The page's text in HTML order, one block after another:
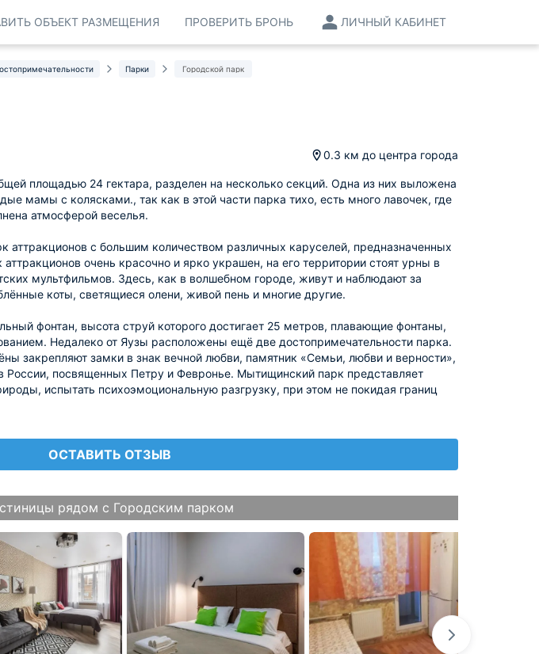
ЛИЧНЫЙ КАБИНЕТ
ПРОВЕРИТЬ БРОНЬ
ОБЪЕКТ РАЗМЕЩЕНИЯ
Парки Городской парк
0.3 км до центра города
площадью 24 гектара, разделен на несколько секций. Одна из них выложена
мамы с колясками., так как в этой части парка тихо, есть много лавочек, где
атмосферой веселья.
аттракционов с большим количеством различных каруселей, предназначенных
очень красочно и ярко украшен, на его территории стоят урны в
мультфильмов. Здесь, как в волшебном городе, живут и наблюдают за
коты, светящиеся олени, живой пень и многие другие.
фонтан, высота струй которого достигает 25 метров, плавающие фонтаны,
Недалеко от Яузы расположены ещё две достопримечательности парка.
закрепляют замки в знак вечной любви, памятник «Семьи, любви и верности»,
посвященных Петру и Февронье. Мытищинский парк представляет
испытать психоэмоциональную разгрузку, при этом не покидая границ
ОСТАВИТЬ ОТЗЫВ
рядом с Городским парком